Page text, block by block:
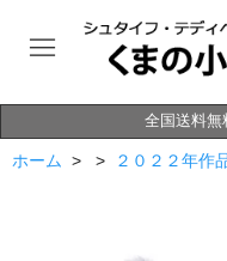
全国送料無
ホーム > > ２０２２年作